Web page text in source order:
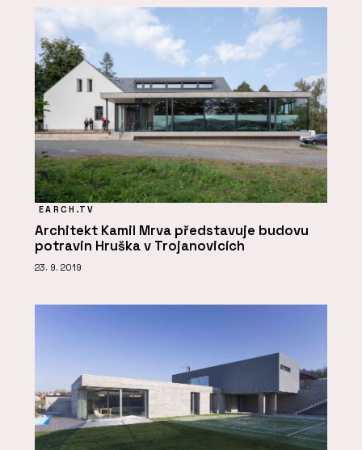
EARCH.TV
Architekt Kamil Mrva představuje budovu
potravin Hruška v Trojanovicích
23. 9. 2019